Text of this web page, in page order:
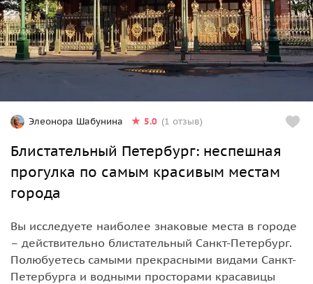
Элеонора Шабунина 5.0 (1 отзыв)
Блистательный Петербург: неспешная
прогулка по самым красивым местам
города
Вы исследуете наиболее знаковые места в городе
– действительно блистательный Санкт-Петербург.
Полюбуетесь самыми прекрасными видами Санкт-
Петербурга и водными просторами красавицы